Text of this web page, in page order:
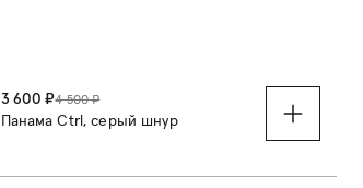
3 600 ₽4 500 ₽
Панама Ctrl, серый шнур